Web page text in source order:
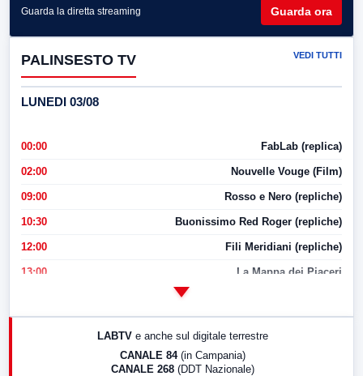
Guarda la diretta streaming Guarda ora
PALINSESTO TV VEDI TUTTI
LUNEDI 03/08
00:00 FabLab (replica)
02:00 Nouvelle Vouge (Film)
09:00 Rosso e Nero (repliche)
10:30 Buonissimo Red Roger (repliche)
12:00 Fili Meridiani (repliche)
13:00 La Mappa dei Piaceri
LABTV e anche sul digitale terrestre
CANALE 84 (in Campania)
CANALE 268 (DDT Nazionale)